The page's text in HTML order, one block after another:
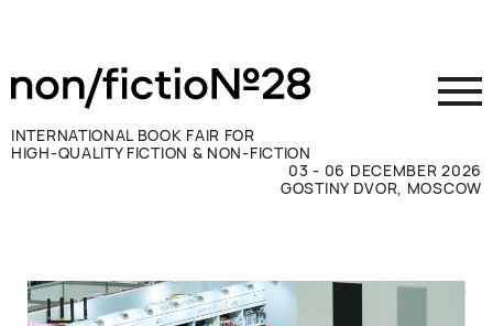
INTERNATIONAL BOOK FAIR FOR
HIGH-QUALITY FICTION & NON-FICTION
03 - 06 DECEMBER 2026
GOSTINY DVOR, MOSCOW
访客须知
新闻媒体